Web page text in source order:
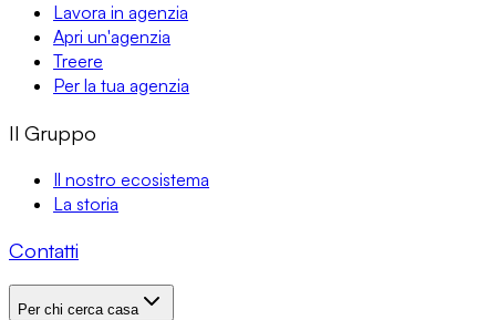
Lavora in agenzia
Apri un'agenzia
Treere
Per la tua agenzia
Il Gruppo
Il nostro ecosistema
La storia
Contatti
Per chi cerca casa